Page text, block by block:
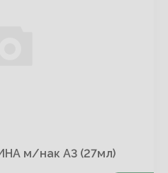
м/нак А3 (27мл)